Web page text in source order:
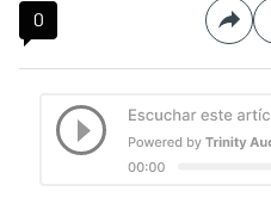
0